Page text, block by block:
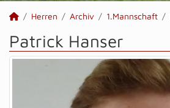
Herren Archiv 1.Mannschaft
Patrick Hanser